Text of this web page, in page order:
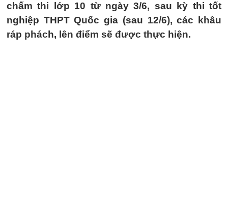
chấm thi lớp 10 từ ngày 3/6, sau kỳ thi tốt
nghiệp THPT Quốc gia (sau 12/6), các khâu
ráp phách, lên điểm sẽ được thực hiện.